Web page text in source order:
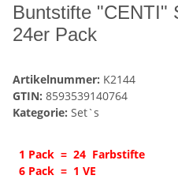
Buntstifte "CENTI"
24er Pack
Artikelnummer: K2144
GTIN: 8593539140764
Kategorie: Set`s
1 Pack = 24 Farbstifte
6 Pack = 1 VE